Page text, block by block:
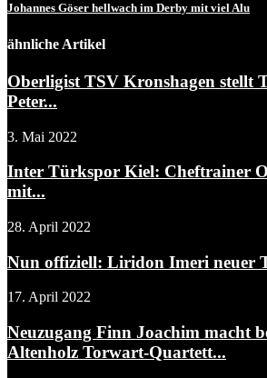
Johannes Göser hellwach im Derby mit viel Alu
ähnliche Artikel
Oberligist TSV Kronshagen stellt
Peter...
3. Mai 2022
Inter Türkspor Kiel: Cheftrainer
mit...
28. April 2022
Nun offiziell: Liridon Imeri neuer
17. April 2022
Neuzugang Finn Joachim macht
Altenholz Torwart-Quartett...